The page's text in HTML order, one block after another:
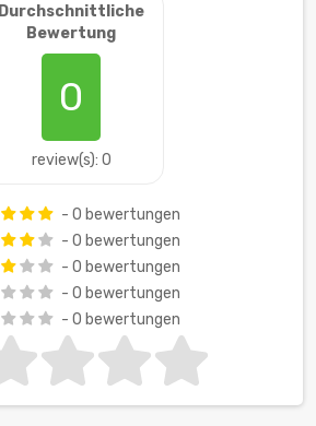
Durchschnittliche
Bewertung
0
review(s): 0
- 0 bewertungen
- 0 bewertungen
- 0 bewertungen
- 0 bewertungen
- 0 bewertungen